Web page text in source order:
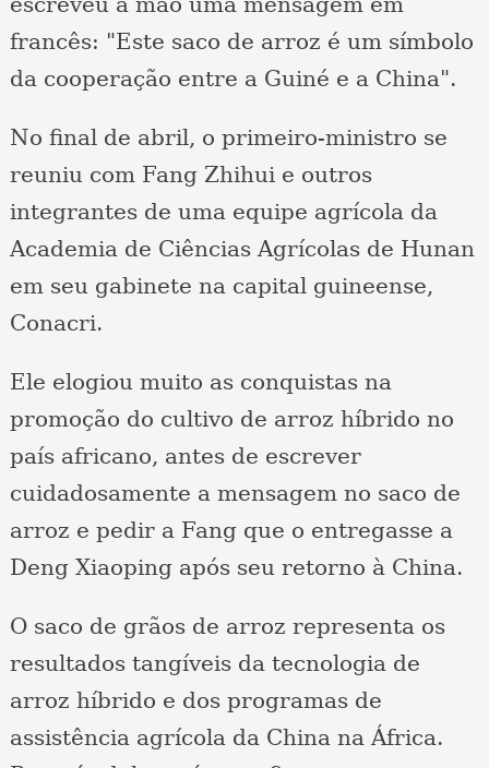
francês: "Este saco de arroz é um símbolo
da cooperação entre a Guiné e a China".
No final de abril, o primeiro-ministro se
reuniu com Fang Zhihui e outros
integrantes de uma equipe agrícola da
Academia de Ciências Agrícolas de Hunan
em seu gabinete na capital guineense,
Conacri.
Ele elogiou muito as conquistas na
promoção do cultivo de arroz híbrido no
país africano, antes de escrever
cuidadosamente a mensagem no saco de
arroz e pedir a Fang que o entregasse a
Deng Xiaoping após seu retorno à China.
O saco de grãos de arroz representa os
resultados tangíveis da tecnologia de
arroz híbrido e dos programas de
assistência agrícola da China na África.